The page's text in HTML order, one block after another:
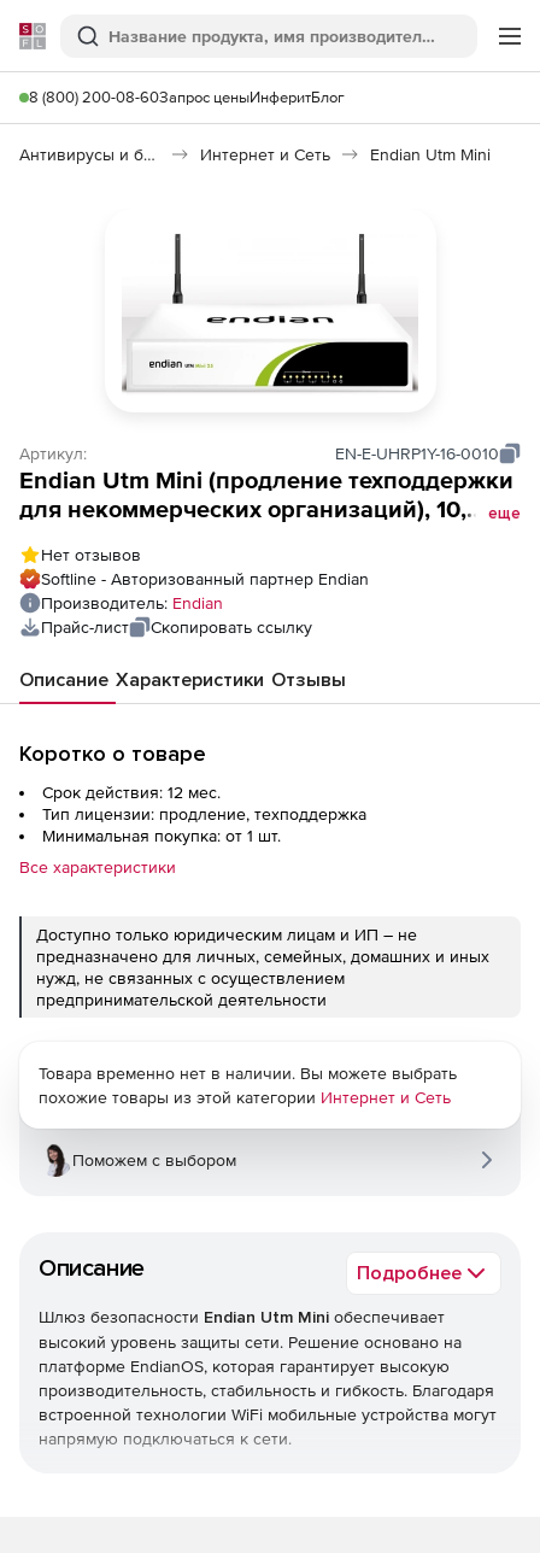
Softline
Поиск
8 (800) 200-08-60Запрос ценыИнферитБлог
Антивирусы и безопасность Интернет и Сеть Endian Utm Mini
Артикул: EN-E-UHRP1Y-16-0010
Endian Utm Mini (продление техподдержки
для некоммерческих организаций), 10,
еще
Нет отзывов
Softline - Авторизованный партнер Endian
Производитель: Endian
Прайс-лист
Скопировать ссылку
Описание Характеристики Отзывы
Коротко о товаре
Срок действия: 12 мес.
Тип лицензии: продление, техподдержка
Минимальная покупка: от 1 шт.
Все характеристики
Доступно только юридическим лицам и ИП – не
предназначено для личных, семейных, домашних и иных
нужд, не связанных с осуществлением
предпринимательской деятельности
Описание Подробнее
Шлюз безопасности Endian Utm Mini обеспечивает
высокий уровень защиты сети. Решение основано на
платформе EndianOS, которая гарантирует высокую
производительность, стабильность и гибкость. Благодаря
встроенной технологии WiFi мобильные устройства могут
напрямую подключаться к сети.
Товара временно нет в наличии. Вы можете выбрать
похожие товары из этой категории Интернет и Сеть
Поможем с выбором